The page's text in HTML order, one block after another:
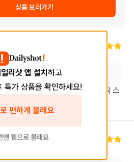
상품 보러가기
창원시청점)
느꼈네요 전 적당한 피트에 살짝 스
갖고있는 부드러운 위스키
리샷 앱 설치 하고
특가 상품을 확인하세요!
편하게 볼래요
엔 웹으로 볼래요